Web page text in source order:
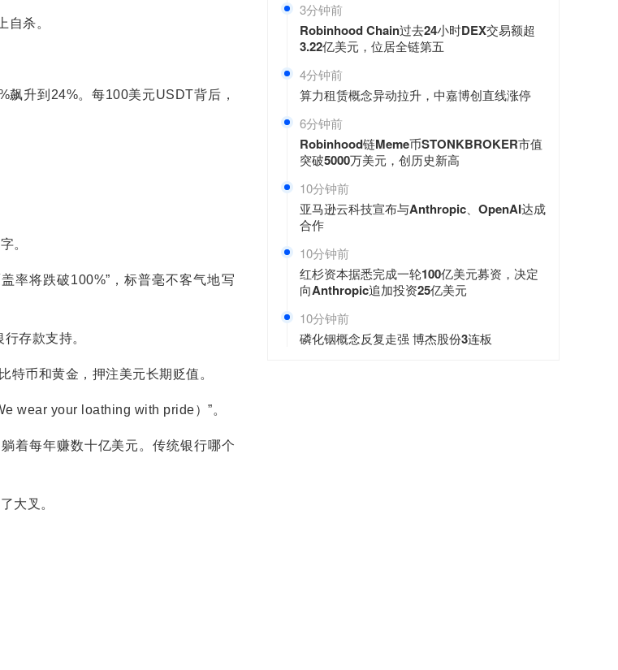
自杀。
升到24%。每100美元USDT背后，
。
率将跌破100%”，标普毫不客气地写
存款支持。
特币和黄金，押注美元长期贬值。
wear your loathing with pride）”。
着每年赚数十亿美元。传统银行哪个
大叉。
3分钟前
Robinhood Chain过去24小时DEX交易额超
3.22亿美元，位居全链第五
4分钟前
算力租赁概念异动拉升，中嘉博创直线涨停
6分钟前
Robinhood链Meme币STONKBROKER市值
突破5000万美元，创历史新高
10分钟前
亚马逊云科技宣布与Anthropic、OpenAI达成
合作
10分钟前
红杉资本据悉完成一轮100亿美元募资，决定
向Anthropic追加投资25亿美元
10分钟前
磷化铟概念反复走强 博杰股份3连板